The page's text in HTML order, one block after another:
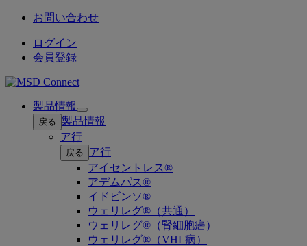
お問い合わせ
ログイン
会員登録
製品情報
Open
submenu
戻る 製品情報
ア行
戻る
ア行
アイセントレス®
アデムパス®
イドビンソ®
ウェリレグ®（共通）
ウェリレグ®（腎細胞癌）
ウェリレグ®（VHL病）